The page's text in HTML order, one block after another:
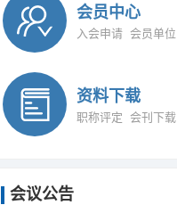
会员中心
入会申请 会员单位
资料下载
职称评定 会刊下载
会议公告